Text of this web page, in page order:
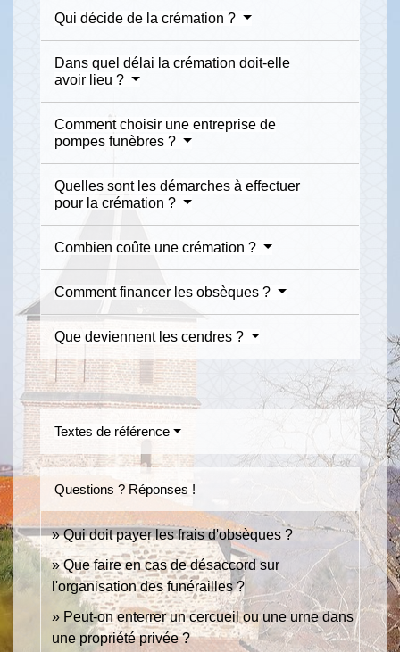
Qui décide de la crémation ?
Dans quel délai la crémation doit-elle
avoir lieu ?
Comment choisir une entreprise de
pompes funèbres ?
Quelles sont les démarches à effectuer
pour la crémation ?
Combien coûte une crémation ?
Comment financer les obsèques ?
Que deviennent les cendres ?
Textes de référence
Questions ? Réponses !
Qui doit payer les frais d'obsèques ?
Que faire en cas de désaccord sur
l'organisation des funérailles ?
Peut-on enterrer un cercueil ou une urne dans
une propriété privée ?